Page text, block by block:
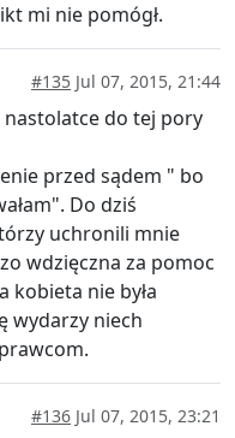
mi nie pomógł.
#135 Jul 07, 2015, 21:44
nastolatce do tej pory
przed sądem " bo
Do dziś
uchronili mnie
wdzięczna za pomoc
kobieta nie była
wydarzy niech
#136 Jul 07, 2015, 23:21